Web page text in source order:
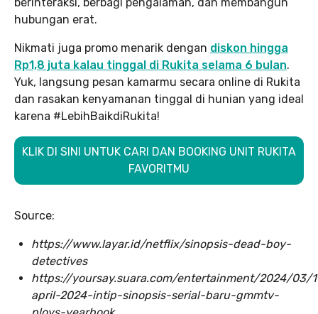
hubungan erat.
Nikmati juga promo menarik dengan diskon hingga
Rp1,8 juta kalau tinggal di Rukita selama 6 bulan.
Yuk, langsung pesan kamarmu secara online di Rukita
dan rasakan kenyamanan tinggal di hunian yang ideal
karena #LebihBaikdiRukita!
KLIK DI SINI UNTUK CARI DAN BOOKING UNIT RUKITA
FAVORITMU
Source:
https://www.layar.id/netflix/sinopsis-dead-boy-
detectives
https://yoursay.suara.com/entertainment/2024/03/
april-2024-intip-sinopsis-serial-baru-gmmtv-